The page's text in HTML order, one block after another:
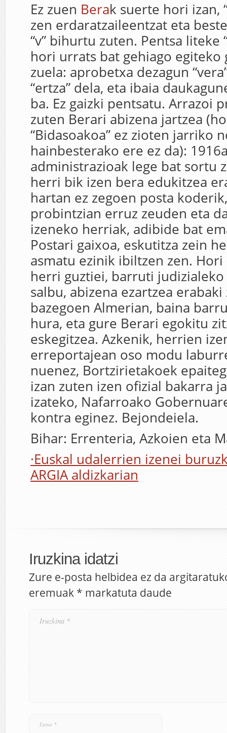
Ez zuen Berak suerte hori izan,
zen erdaratzaileentzat eta
“v” bihurtu zuten. Pentsa liteke
hori urrats bat gehiago egiteko
zuela: aprobetxa dezagun
“ertza” dela, eta ibaia
ba. Ez gaizki pentsatu. Arrazoi
zuten Berari abizena jartzea
“Bidasoakoa” ez zioten jarriko
hainbesterako ere ez da):
administrazioak lege bat sortu
herri bik izen bera edukitzea
hartan ez zegoen posta
probintzian erruz zeuden eta
izeneko herriak, adibide bat
Postari gaixoa, eskutitza zein
asmatu ezinik ibiltzen zen. Hori
herri guztiei, barruti
salbu, abizena ezartzea
bazegoen Almerian, baina
hura, eta gure Berari egokitu
eskegitzea. Azkenik, herrien
erreportajean oso modu
nuenez, Bortzirietakoek
izan zuten izen ofizial bakarra
izateko, Nafarroako
kontra eginez. Bejondeiela.
Bihar: Errenteria, Azkoien eta
·Euskal udalerrien izenei
ARGIA aldizkarian
Iruzkina idatzi
Zure e-posta helbidea ez da
eremuak * markatuta daude